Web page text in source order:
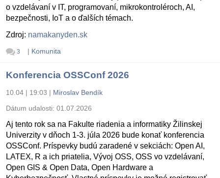
o vzdelávaní v IT, programovaní, mikrokontroléroch, AI,
bezpečnosti, IoT a o ďalších témach.
Zdroj: namakanyden.sk
3 | Komunita
Konferencia OSSConf 2026
10.04 | 19:03 | Miroslav Bendík
Dátum udalosti: 01.07.2026
Aj tento rok sa na Fakulte riadenia a informatiky Žilinskej
Univerzity v dňoch 1-3. júla 2026 bude konať konferencia
OSSConf. Príspevky budú zaradené v sekciách: Open AI,
LATEX, R a ich priatelia, Vývoj OSS, OSS vo vzdelávaní,
Open GIS & Open Data, Open Hardware a